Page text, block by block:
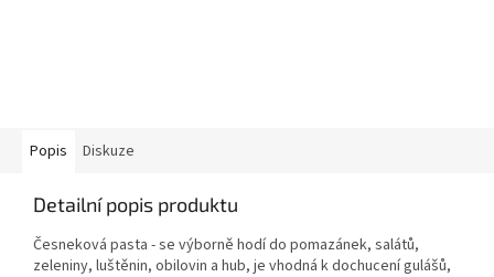
Popis Diskuze
Detailní popis produktu
Česneková pasta -se výborně hodí do pomazánek, salátů,
zeleniny, luštěnin, obilovin a hub, je vhodná k dochucení gulášů,